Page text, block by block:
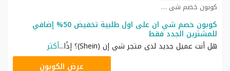
كوبون خصم شي ان كوبون
كوبون خصم شي ان على اول طلبية تخفيض 50% إضافي
للمشترين الجدد فقط
هل أنت عميل جديد لدى متجر شي إن (Shein)؟ إذًا
...أكثر
عرض الكوبون